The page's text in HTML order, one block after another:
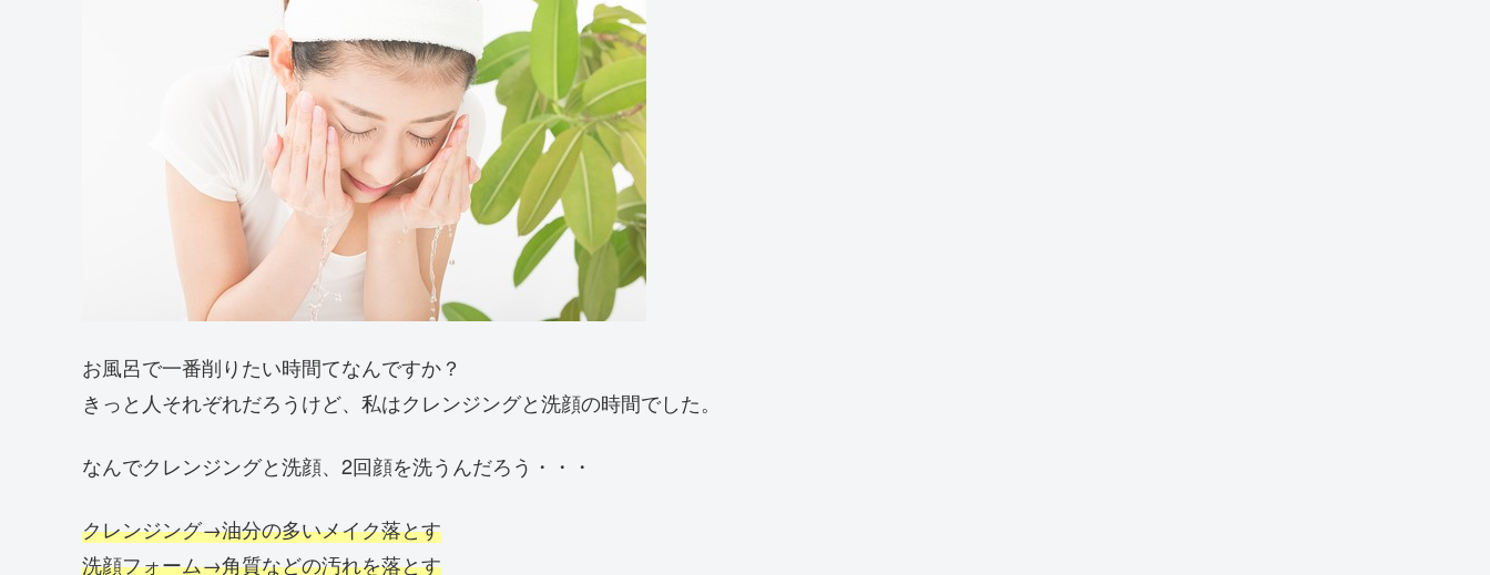
お風呂で一番削りたい時間てなんですか？
きっと人それぞれだろうけど、私はクレンジングと洗顔の時間でした。
なんでクレンジングと洗顔、2回顔を洗うんだろう・・・
クレンジング→油分の多いメイク落とす
洗顔フォーム→角質などの汚れを落とす